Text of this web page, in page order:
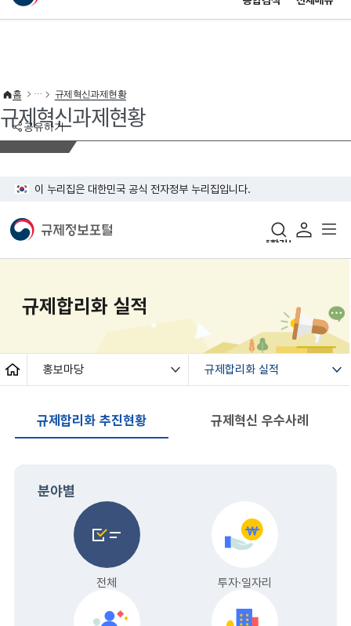
이 누리집은 대한민국 공식 전자정부 누리집입니다.
공유하기
홈 규제혁신과제현황
규제혁신과제현황